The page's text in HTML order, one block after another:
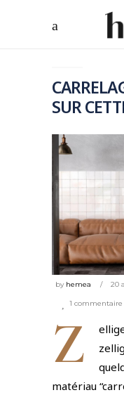
SUR
by hemea 20
1 commentaire
Z
matériau